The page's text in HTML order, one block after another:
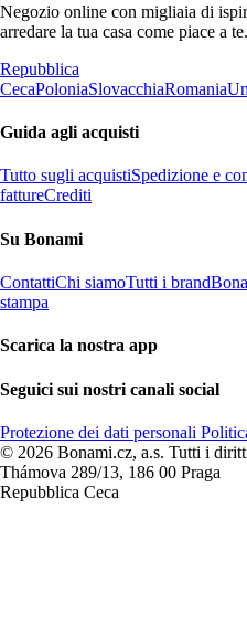
Negozio online con migliaia di
arredare la tua casa come piace a te.
Repubblica
CecaPoloniaSlovacchiaRomania
Guida agli acquisti
Tutto sugli acquistiSpedizione e
fattureCrediti
Su Bonami
ContattiChi siamoTutti i brand
stampa
Scarica la nostra app
Seguici sui nostri canali social
Protezione dei dati personali
© 2026 Bonami.cz, a.s. Tutti i
Thámova 289/13, 186 00 Praga
Repubblica Ceca